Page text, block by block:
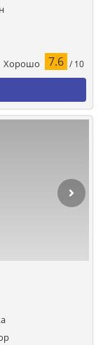
Хорошо 7.6 / 10